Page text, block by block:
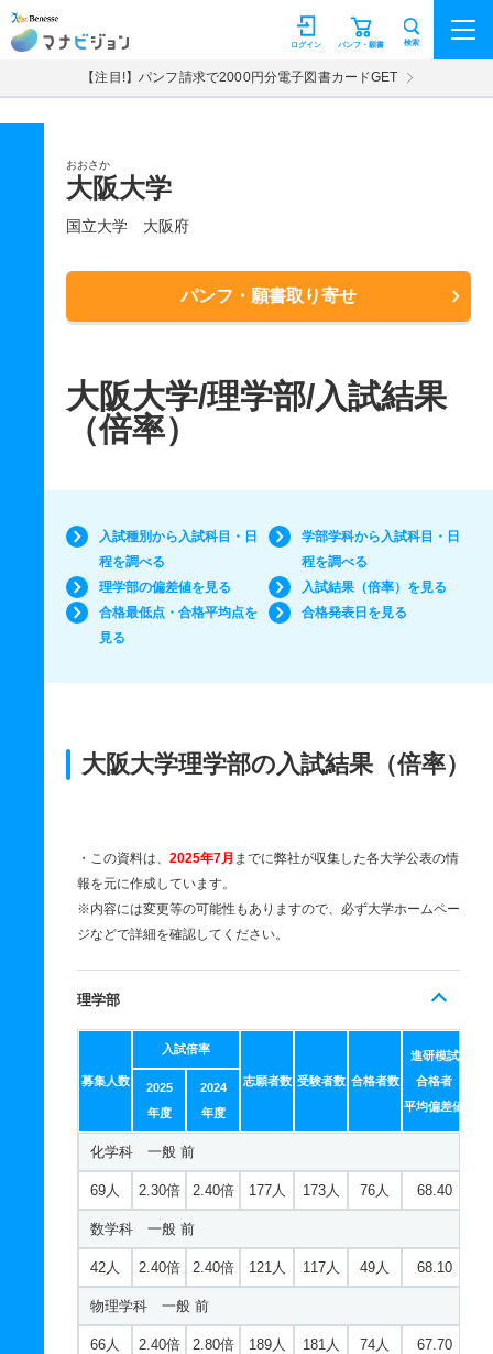
マナビジョン パンフ・願書
ログイン 検索
【注目!】パンフ請求で2000円分電子図書カードGET
おおさか
大阪大学
国立大学 大阪府
パンフ・願書取り寄せ
大阪大学/理学部/入試結果
（倍率）
入試種別から入試科目・日
程を調べる
学部学科から入試科目・日
程を調べる
理学部の偏差値を見る
入試結果（倍率）を見る
合格最低点・合格平均点を
見る
合格発表日を見る
大阪大学理学部の入試結果（倍率）
・この資料は、 2025年7月 までに弊社が収集した各大学公表の情
報を元に作成しています。
※内容には変更等の可能性もありますので、必ず大学ホームペー
ジなどで詳細を確認してください。
理学部
募集人数
入試倍率
志願者数 受験者数 合格者数
進研模試
合格者
平均偏差値
2025
年度
2024
年度
化学科 一般 前
69人 2.30倍 2.40倍 177人 173人 76人 68.40
数学科 一般 前
42人 2.40倍 2.40倍 121人 117人 49人 68.10
物理学科 一般 前
66人 2.40倍 2.80倍 189人 181人 74人 67.70